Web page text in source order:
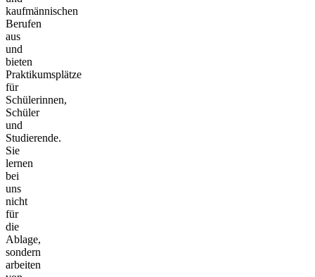
kaufmännischen
Berufen
aus
und
bieten
Praktikumsplätze
für
Schülerinnen,
Schüler
und
Studierende.
Sie
lernen
bei
uns
nicht
für
die
Ablage,
sondern
arbeiten